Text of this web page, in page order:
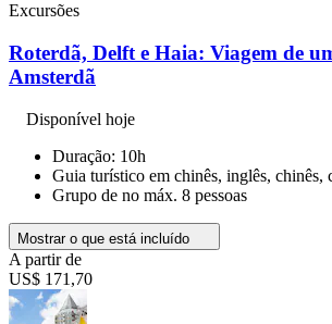
Excursões
Roterdã, Delft e Haia: Viagem de
Amsterdã
Disponível hoje
Duração: 10h
Guia turístico em chinês, inglês, chinês,
Grupo de no máx. 8 pessoas
Mostrar o que está incluído
A partir de
US$ 171,70